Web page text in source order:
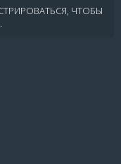
ЧТОБЫ